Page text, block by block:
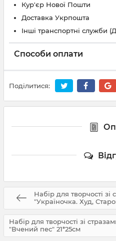
Кур'єр Нової Пошти
Доставка Укрпошта
Інші транспортні служби
Способи оплати
Поділитися:
Набір для творчості зі
"Україночка. Худ,
Набір для творчості зі
"Вчений пес" 21*25см